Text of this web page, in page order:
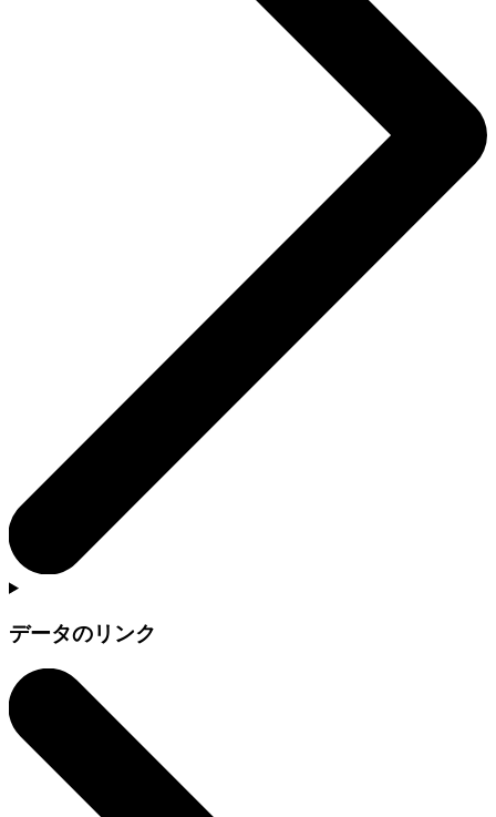
データのリンク